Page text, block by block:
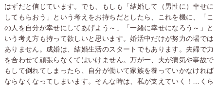
はずだと信じています。でも、もしも「結婚して（男性に）幸せに
してもらおう」という考えをお持ちだとしたら、これを機に、「こ
の人を自分が幸せにしてあげよう～」「一緒に幸せになろう～」と
いう考え方も持って欲しいと思います。婚活中だけが努力の場では
ありません。成婚は、結婚生活のスタートでもあります。夫婦で力
を合わせて頑張らなくてはいけません。万が一、夫が病気や事故で
もして倒れてしまったら、自分が働いて家族を養っていかなければ
ならなくなってしまいます。そんな時は、私が支えていく！…くら